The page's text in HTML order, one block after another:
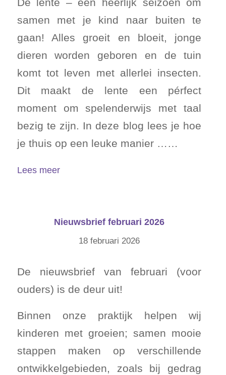
samen met je kind naar buiten te
gaan! Alles groeit en bloeit, jonge
dieren worden geboren en de tuin
komt tot leven met allerlei insecten.
Dit maakt de lente een pérfect
moment om spelenderwijs met taal
bezig te zijn. In deze blog lees je hoe
je thuis op een leuke manier ……
Lees meer
Nieuwsbrief februari 2026
18 februari 2026
De nieuwsbrief van februari (voor
ouders) is de deur uit!
Binnen onze praktijk helpen wij
kinderen met groeien; samen mooie
stappen maken op verschillende
ontwikkelgebieden, zoals bij gedrag